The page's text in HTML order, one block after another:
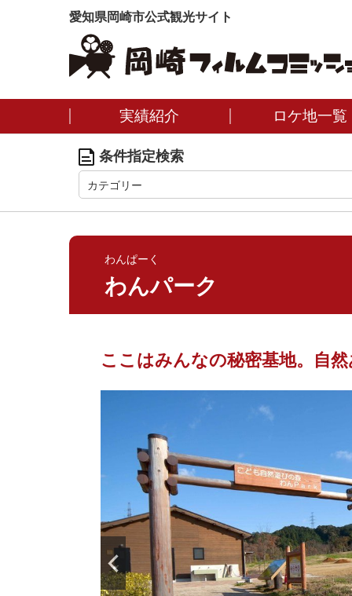
愛知県岡崎市公式観光サイト
実績紹介 ロケ地一覧
条件指定検索
カテゴリー
わんぱーく
わんパーク
ここはみんなの秘密基地。自